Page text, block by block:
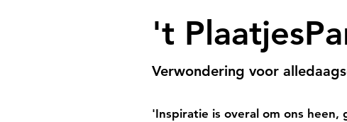
't
'Inspiratie is overal om ons
Verwondering voor